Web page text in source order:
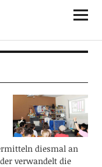
diesmal an
verwandelt die